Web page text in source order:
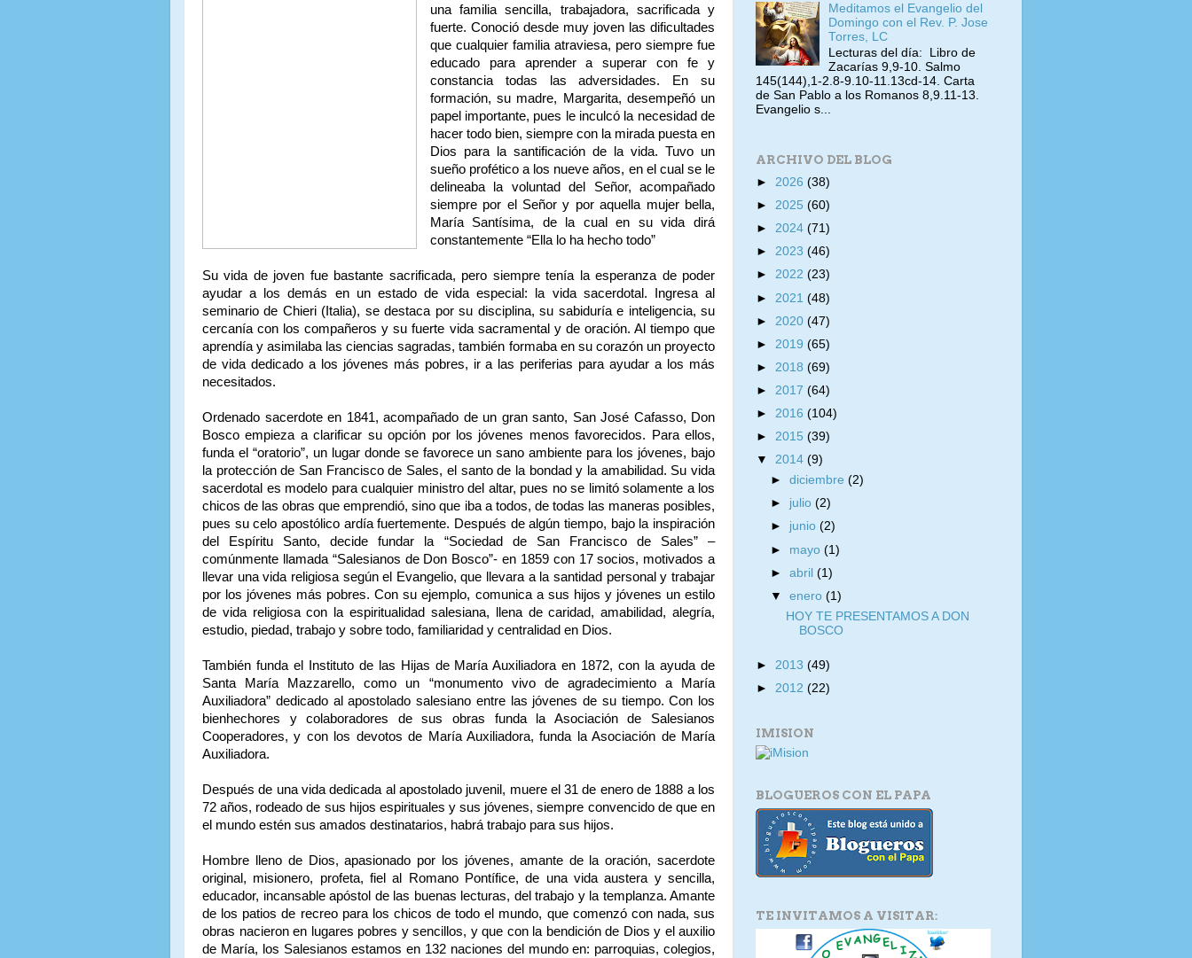
una familia sencilla, trabajadora, sacrificada y
fuerte. Conoció desde muy joven las dificultades
que cualquier familia atraviesa, pero siempre fue
educado para aprender a superar con fe y
constancia todas las adversidades. En su
formación, su madre, Margarita, desempeñó un
papel importante, pues le inculcó la necesidad de
hacer todo bien, siempre con la mirada puesta en
Dios para la santificación de la vida. Tuvo un
sueño profético a los nueve años, en el cual se le
delineaba la voluntad del Señor, acompañado
siempre por el Señor y por aquella mujer bella,
María Santísima, de la cual en su vida dirá
constantemente “Ella lo ha hecho todo”
Su vida de joven fue bastante sacrificada, pero siempre tenía la esperanza de poder
ayudar a los demás en un estado de vida especial: la vida sacerdotal. Ingresa al
seminario de Chieri (Italia), se destaca por su disciplina, su sabiduría e inteligencia, su
cercanía con los compañeros y su fuerte vida sacramental y de oración. Al tiempo que
aprendía y asimilaba las ciencias sagradas, también formaba en su corazón un proyecto
de vida dedicado a los jóvenes más pobres, ir a las periferias para ayudar a los más
necesitados.
Ordenado sacerdote en 1841, acompañado de un gran santo, San José Cafasso, Don
Bosco empieza a clarificar su opción por los jóvenes menos favorecidos. Para ellos,
funda el “oratorio”, un lugar donde se favorece un sano ambiente para los jóvenes, bajo
la protección de San Francisco de Sales, el santo de la bondad y la amabilidad. Su vida
sacerdotal es modelo para cualquier ministro del altar, pues no se limitó solamente a los
chicos de las obras que emprendió, sino que iba a todos, de todas las maneras posibles,
pues su celo apostólico ardía fuertemente. Después de algún tiempo, bajo la inspiración
del Espíritu Santo, decide fundar la “Sociedad de San Francisco de Sales” –
comúnmente llamada “Salesianos de Don Bosco”- en 1859 con 17 socios, motivados a
llevar una vida religiosa según el Evangelio, que llevara a la santidad personal y trabajar
por los jóvenes más pobres. Con su ejemplo, comunica a sus hijos y jóvenes un estilo
de vida religiosa con la espiritualidad salesiana, llena de caridad, amabilidad, alegría,
estudio, piedad, trabajo y sobre todo, familiaridad y centralidad en Dios.
También funda el Instituto de las Hijas de María Auxiliadora en 1872, con la ayuda de
Santa María Mazzarello, como un “monumento vivo de agradecimiento a María
Auxiliadora” dedicado al apostolado salesiano entre las jóvenes de su tiempo. Con los
bienhechores y colaboradores de sus obras funda la Asociación de Salesianos
Cooperadores, y con los devotos de María Auxiliadora, funda la Asociación de María
Auxiliadora.
Después de una vida dedicada al apostolado juvenil, muere el 31 de enero de 1888 a los
72 años, rodeado de sus hijos espirituales y sus jóvenes, siempre convencido de que en
el mundo estén sus amados destinatarios, habrá trabajo para sus hijos.
Hombre lleno de Dios, apasionado por los jóvenes, amante de la oración, sacerdote
original, misionero, profeta, fiel al Romano Pontífice, de una vida austera y sencilla,
educador, incansable apóstol de las buenas lecturas, del trabajo y la templanza. Amante
de los patios de recreo para los chicos de todo el mundo, que comenzó con nada, sus
obras nacieron en lugares pobres y sencillos, y que con la bendición de Dios y el auxilio
de María, los Salesianos estamos en 132 naciones del mundo en: parroquias, colegios,
Meditamos el Evangelio del
Domingo con el Rev. P. Jose
Torres, LC
Lecturas del día: Libro de
Zacarías 9,9-10. Salmo
145(144),1-2.8-9.10-11.13cd-14. Carta
de San Pablo a los Romanos 8,9.11-13.
Evangelio s...
ARCHIVO DEL BLOG
► 2026 (38)
► 2025 (60)
► 2024 (71)
► 2023 (46)
► 2022 (23)
► 2021 (48)
► 2020 (47)
► 2019 (65)
► 2018 (69)
► 2017 (64)
► 2016 (104)
► 2015 (39)
▼ 2014 (9)
►diciembre(2)
► julio(2)
► junio(2)
► mayo(1)
►abril(1)
▼enero(1)
HOY TE PRESENTAMOS A DON
BOSCO
► 2013 (49)
► 2012 (22)
IMISION
BLOGUEROS CON EL PAPA
TE INVITAMOS A VISITAR: